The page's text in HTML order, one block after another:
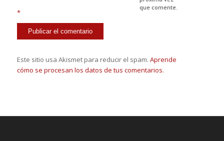
que comente.
*
Este sitio usa Akismet para reducir el spam. Aprende
cómo se procesan los datos de tus comentarios.